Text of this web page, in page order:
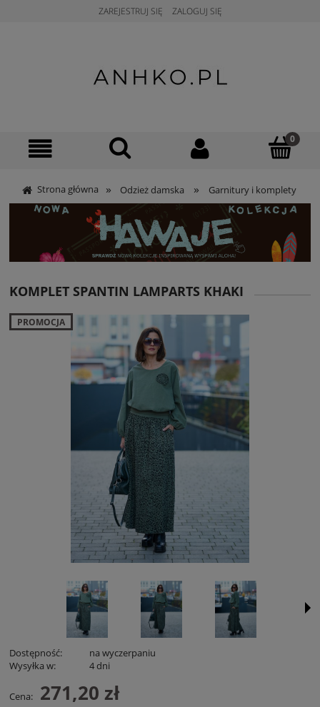
ZAREJESTRUJ SIĘ ZALOGUJ SIĘ
Strona główna » Odzież damska » Garnitury i komplety
KOMPLET SPANTIN LAMPARTS KHAKI
PROMOCJA
Dostępność:
na wyczerpaniu
Wysyłka w:
4 dni
Cena: 271,20 zł